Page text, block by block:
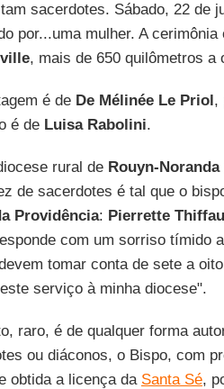
sacerdotes. Sábado, 22 de
por...uma mulher. A
, mais de 650 quilômetros a
é de De Mélinée Le Priol,
é de Luisa Rabolini.
rural de Rouyn-Noranda
de sacerdotes é tal que o
Providência: Pierrette
com um sorriso tímido
tomar conta de sete a
serviço à minha diocese".
raro, é de qualquer forma
ou diáconos, o Bispo, com
obtida a licença da Santa Sé,